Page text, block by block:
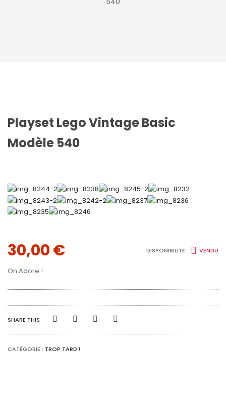
Playset Lego Vintage Basic
Modèle 540
30,00€ DISPONIBILITÉ: VENDU
On Adore !
SHARE THIS
CATÉGORIE : TROP TARD !